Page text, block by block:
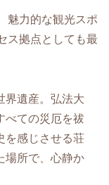
魅力的な観光スポ
ス拠点としても最
界遺産。弘法大
べての災厄を祓
を感じさせる荘
場所で、心静か